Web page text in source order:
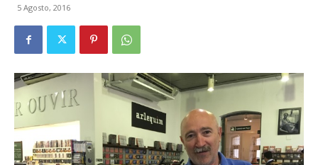
5 Agosto, 2016